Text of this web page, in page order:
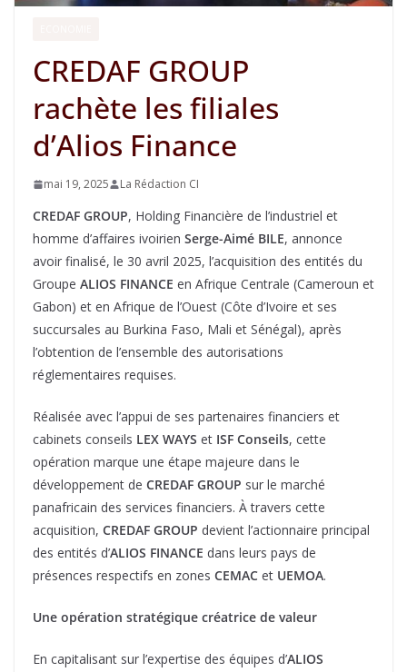
CREDAF GROUP
rachète les filiales
d’Alios Finance
mai 19, 2025 La Rédaction CI
CREDAF GROUP, Holding Financière de l’industriel et
homme d’affaires ivoirien Serge-Aimé BILE, annonce
avoir finalisé, le 30 avril 2025, l’acquisition des entités du
Groupe ALIOS FINANCE en Afrique Centrale (Cameroun et
Gabon) et en Afrique de l’Ouest (Côte d’Ivoire et ses
succursales au Burkina Faso, Mali et Sénégal), après
l’obtention de l’ensemble des autorisations
réglementaires requises.
Réalisée avec l’appui de ses partenaires financiers et
cabinets conseils LEX WAYS et ISF Conseils, cette
opération marque une étape majeure dans le
développement de CREDAF GROUP sur le marché
panafricain des services financiers. À travers cette
acquisition, CREDAF GROUP devient l’actionnaire principal
des entités d’ALIOS FINANCE dans leurs pays de
présences respectifs en zones CEMAC et UEMOA.
Une opération stratégique créatrice de valeur
En capitalisant sur l’expertise des équipes d’ALIOS